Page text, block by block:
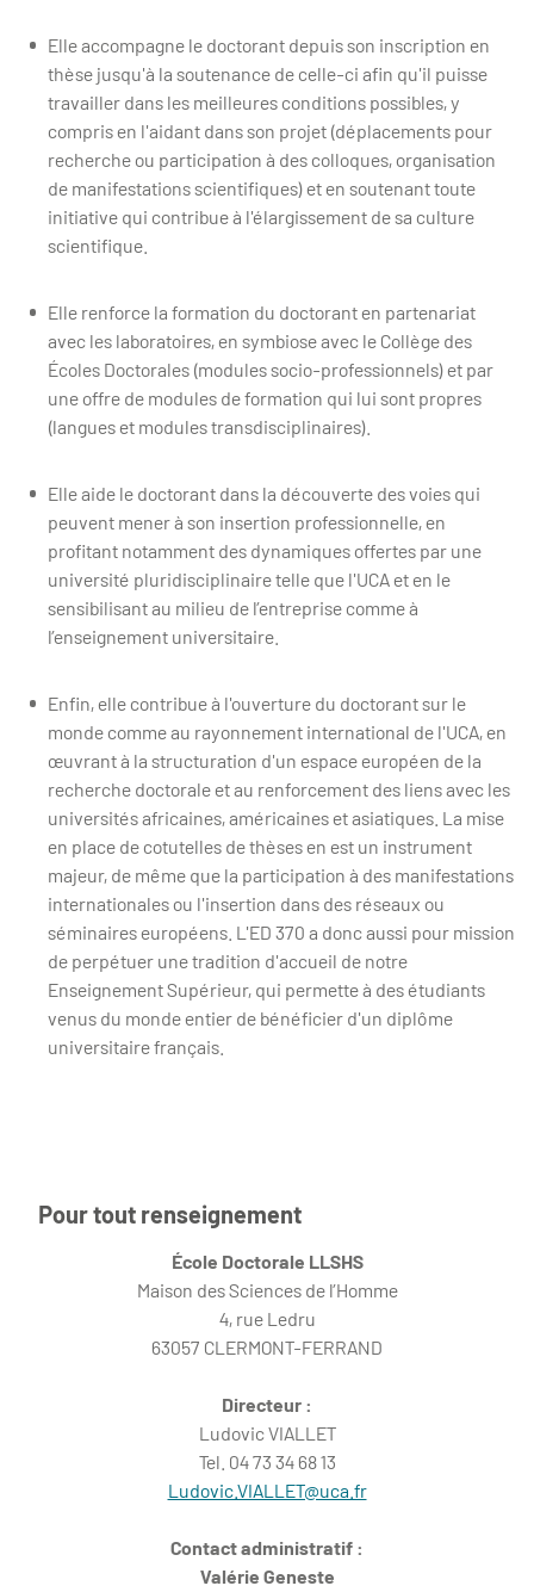
Elle accompagne le doctorant depuis son inscription en
thèse jusqu'à la soutenance de celle-ci afin qu'il puisse
travailler dans les meilleures conditions possibles, y
compris en l'aidant dans son projet (déplacements pour
recherche ou participation à des colloques, organisation
de manifestations scientifiques) et en soutenant toute
initiative qui contribue à l'élargissement de sa culture
scientifique.
Elle renforce la formation du doctorant en partenariat
avec les laboratoires, en symbiose avec le Collège des
Écoles Doctorales (modules socio-professionnels) et par
une offre de modules de formation qui lui sont propres
(langues et modules transdisciplinaires).
Elle aide le doctorant dans la découverte des voies qui
peuvent mener à son insertion professionnelle, en
profitant notamment des dynamiques offertes par une
université pluridisciplinaire telle que l'UCA et en le
sensibilisant au milieu de l’entreprise comme à
l’enseignement universitaire.
Enfin, elle contribue à l'ouverture du doctorant sur le
monde comme au rayonnement international de l'UCA, en
œuvrant à la structuration d'un espace européen de la
recherche doctorale et au renforcement des liens avec les
universités africaines, américaines et asiatiques. La mise
en place de cotutelles de thèses en est un instrument
majeur, de même que la participation à des manifestations
internationales ou l'insertion dans des réseaux ou
séminaires européens. L'ED 370 a donc aussi pour mission
de perpétuer une tradition d'accueil de notre
Enseignement Supérieur, qui permette à des étudiants
venus du monde entier de bénéficier d'un diplôme
universitaire français.
Pour tout renseignement
École Doctorale LLSHS
Maison des Sciences de l’Homme
4, rue Ledru
63057 CLERMONT-FERRAND
Directeur :
Ludovic VIALLET
Tel. 04 73 34 68 13
Ludovic.VIALLET@uca.fr
Contact administratif :
Valérie Geneste